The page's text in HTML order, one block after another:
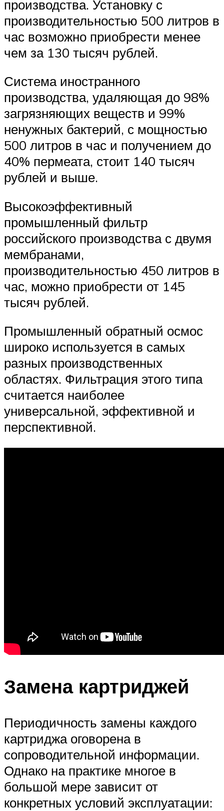
производства. Установку с
производительностью 500 литров в
час возможно приобрести менее
чем за 130 тысяч рублей.
Система иностранного
производства, удаляющая до 98%
загрязняющих веществ и 99%
ненужных бактерий, с мощностью
500 литров в час и получением до
40% пермеата, стоит 140 тысяч
рублей и выше.
Высокоэффективный
промышленный фильтр
российского производства с двумя
мембранами,
производительностью 450 литров в
час, можно приобрести от 145
тысяч рублей.
Промышленный обратный осмос
широко используется в самых
разных производственных
областях. Фильтрация этого типа
считается наиболее
универсальной, эффективной и
перспективной.
Замена картриджей
Периодичность замены каждого
картриджа оговорена в
сопроводительной информации.
Однако на практике многое в
большой мере зависит от
конкретных условий эксплуатации: